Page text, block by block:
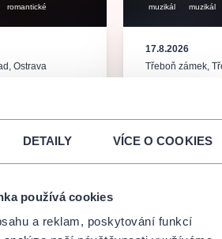
DETAILY VÍCE O COOKIES
používá cookies
a reklam, poskytování funkcí
romantické
Ostrava
muzikál muzikál
17.8.2026
Třeboň zámek ,
kraj